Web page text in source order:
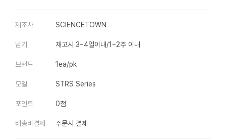
제조사 SCIENCETOWN
납기 재고시 3~4일이내/1~2주 이내
브랜드 1ea/pk
모델 STRS Series
포인트 0점
배송비결제 주문시 결제